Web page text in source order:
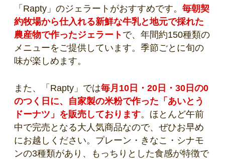
「Rapty」のジェラートがおすすめです。 毎朝契
約牧場から仕入れる新鮮な牛乳と地元で採れた
農産物で作ったジェラート で、年間約150種類の
メニューをご提供しています。季節ごとに旬の
味が楽しめます。
また、「Rapty」では毎月10日・20日・30日の0
のつく日に、自家製の米粉で作った「あいとう
ドーナツ」を販売しております。ほとんど午前
中で完売となる大人気商品なので、ぜひお早め
にお越しください。プレーン・きなこ・シナモ
ンの3種類があり、もっちりとした食感が特徴で